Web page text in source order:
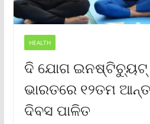
HEALTH
ଦି ଯୋଗ
ଭାରତରେ ୧୨ତମ
ଦିବସ ପାଳିତ